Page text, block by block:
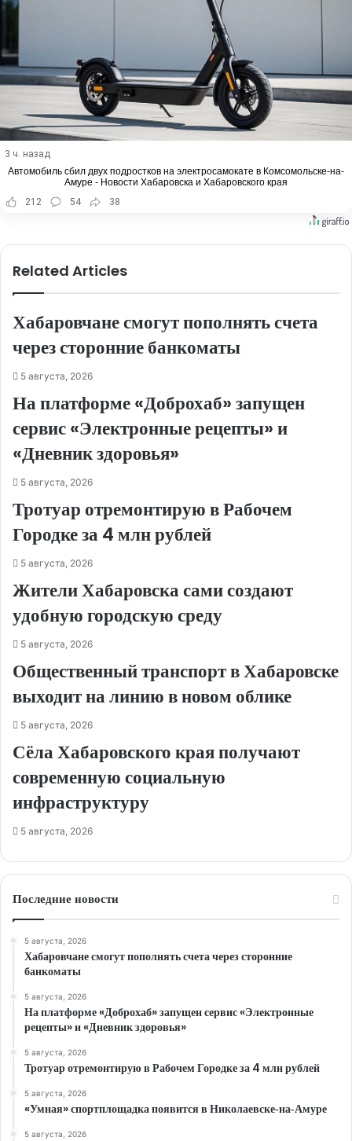
3 ч. назад
Автомобиль сбил двух подростков на электросамокате в Комсомольске-на-
Амуре - Новости Хабаровска и Хабаровского края
212
54 38
Related Articles
Хабаровчане смогут пополнять счета
через сторонние банкоматы
5 августа, 2026
На платформе «Доброхаб» запущен
сервис «Электронные рецепты» и
«Дневник здоровья»
5 августа, 2026
Тротуар отремонтирую в Рабочем
Городке за 4 млн рублей
5 августа, 2026
Жители Хабаровска сами создают
удобную городскую среду
5 августа, 2026
Общественный транспорт в Хабаровске
выходит на линию в новом облике
5 августа, 2026
Сёла Хабаровского края получают
современную социальную
инфраструктуру
5 августа, 2026
Последние новости
5 августа, 2026
Хабаровчане смогут пополнять счета через сторонние
банкоматы
5 августа, 2026
На платформе «Доброхаб» запущен сервис «Электронные
рецепты» и «Дневник здоровья»
5 августа, 2026
Тротуар отремонтирую в Рабочем Городке за 4 млн рублей
5 августа, 2026
«Умная» спортплощадка появится в Николаевске‑на‑Амуре
5 августа, 2026